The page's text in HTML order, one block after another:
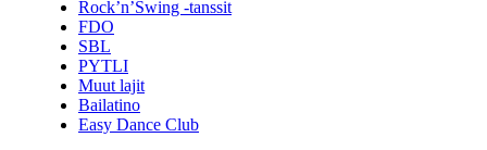
Rock’n’Swing -tanssit
FDO
SBL
PYTLI
Muut lajit
Bailatino
Easy Dance Club